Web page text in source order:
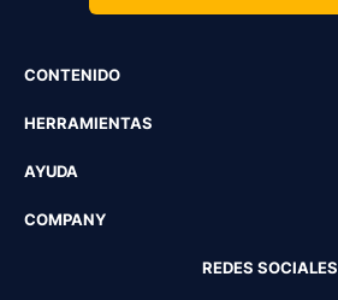
CONTENIDO
HERRAMIENTAS
AYUDA
COMPANY
REDES SOCIALES